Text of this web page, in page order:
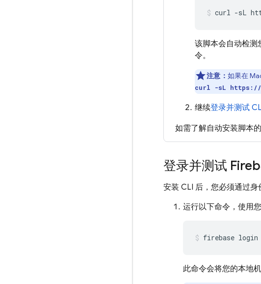
curl -sL
该脚本会自动检测
令。
注意： 如果在
curl -sL https://
继续登录并测试
如需了解自动安装脚本
登录并测试
安装 CLI 后，您必须通过身
运行以下命令，使用
firebase login
此命令会将您的本地